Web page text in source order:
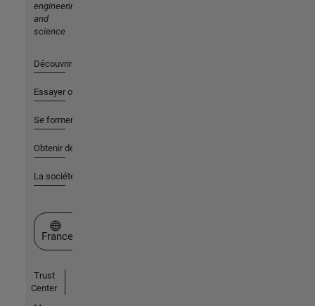
engineering
and
science
Découvrir les produits
Essayer ou acheter
Se former
Obtenir de l'aide
La société
Sélectionner un site web
France
Trust
Center